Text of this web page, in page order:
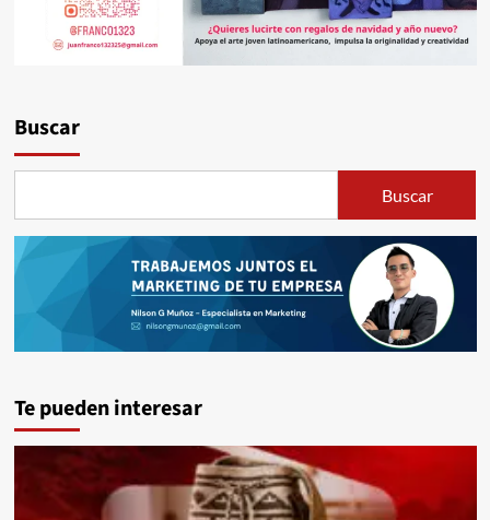
Buscar
Buscar
Te pueden interesar